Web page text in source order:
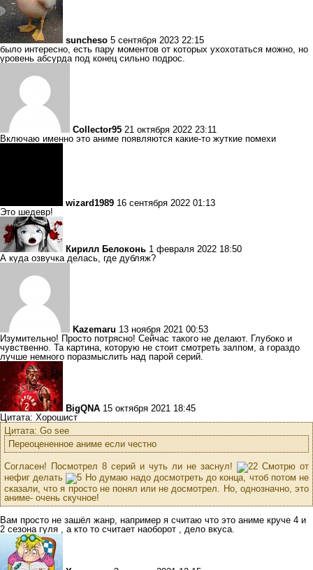
suncheso 5 сентября 2023 22:15
было интересно, есть пару моментов от которых ухохотаться можно, но
уровень абсурда под конец сильно подрос.
Collector95 21 октября 2022 23:11
Включаю именно это аниме появляются какие-то жуткие помехи
wizard1989 16 сентября 2022 01:13
Это шедевр!
Кирилл Белоконь 1 февраля 2022 18:50
А куда озвучка делась, где дубляж?
Kazemaru 13 ноября 2021 00:53
Изумительно! Просто потрясно! Сейчас такого не делают. Глубоко и
чувственно. Та картина, которую не стоит смотреть залпом, а гораздо
лучше немного поразмыслить над парой серий.
BigQNA 15 октября 2021 18:45
Цитата: Хорошист
Цитата: Go see
Переоцененное аниме если честно
Согласен! Посмотрел 8 серий и чуть ли не заснул!
Смотрю от
нефиг делать
Но думаю надо досмотреть до конца, чтоб потом не
сказали, что я просто не понял или не досмотрел. Но, однозначно, это
аниме- очень скучное!
Вам просто не зашёл жанр, например я считаю что это аниме круче 4 и
2 сезона гуля , а кто то считает наоборот , дело вкуса.